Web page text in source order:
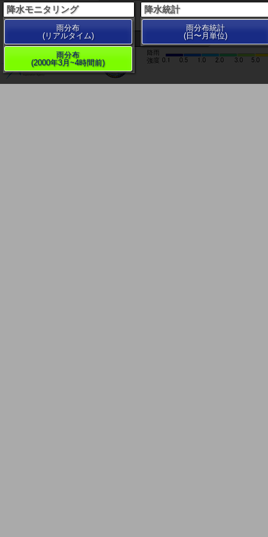
降水モニタリング
雨分布
(リアルタイム)
雨分布
(2000年3月~4時間前)
降水統計
雨分布統計
(日〜月単位)